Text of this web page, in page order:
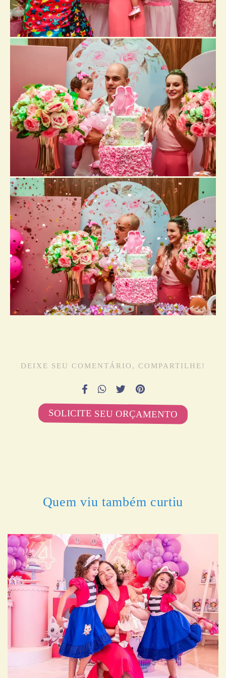
DEIXE SEU COMENTÁRIO, COMPARTILHE!
SOLICITE SEU ORÇAMENTO
Quem viu também curtiu